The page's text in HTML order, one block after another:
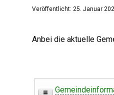
Veröffentlicht: 25. Januar
Anbei die aktuelle